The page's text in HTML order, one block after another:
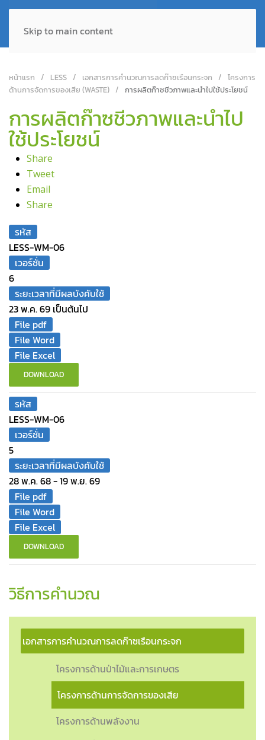
Skip to main content
หน้าแรก LESS เอกสารการคำนวณการลดก๊าซเรือนกระจก
โครงการ
ด้านการจัดการของเสีย (WASTE)
การผลิตก๊าซชีวภาพและนำไปใช้ประโยชน์
การผลิตก๊าซชีวภาพและนำไป
ใช้ประโยชน์
Share
Tweet
Email
Share
รหัส
LESS-WM-06
เวอร์ชั่น
6
ระยะเวลาที่มีผลบังคับใช้
23 พ.ค. 69 เป็นต้นไป
File pdf
File Word
File Excel
DOWNLOAD
รหัส
LESS-WM-06
เวอร์ชั่น
5
ระยะเวลาที่มีผลบังคับใช้
28 พ.ค. 68 - 19 พ.ย. 69
File pdf
File Word
File Excel
DOWNLOAD
วิธีการคำนวณ
เอกสารการคำนวณการลดก๊าซเรือนกระจก
โครงการด้านป่าไม้และการเกษตร
โครงการด้านการจัดการของเสีย
โครงการด้านพลังงาน